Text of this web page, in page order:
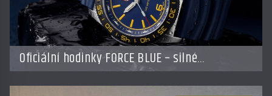
Oficiální hodinky FORCE BLUE – silné
partnerství poháněné účelem